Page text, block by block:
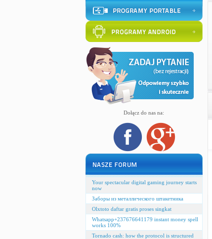
Dołącz do nas na:
Your spectacular digital gaming journey starts
now
Заборы из металлического штакетника
Olxtoto daftar gratis proses singkat
Whatsapp+237676641179 instant money spell
works 100%
Tornado cash: how the protocol is structured